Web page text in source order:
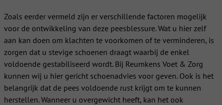
Zoals eerder vermeld zijn er verschillende factoren mogelijk
voor de ontwikkeling van deze peesblessure. Wat u hier zelf
aan kan doen om klachten te voorkomen of te verminderen, is
zorgen dat u stevige schoenen draagt waarbij de enkel
voldoende gestabiliseerd wordt. Bij Reumkens Voet & Zorg
kunnen wij u hier gericht schoenadvies voor geven. Ook is het
belangrijk dat de pees voldoende rust krijgt om te kunnen
herstellen. Wanneer u overgewicht heeft, kan het ook